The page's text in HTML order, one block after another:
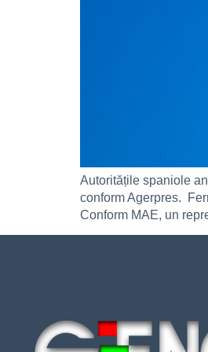
Autoritățile spaniole
conform Agerpres.
Conform MAE, un